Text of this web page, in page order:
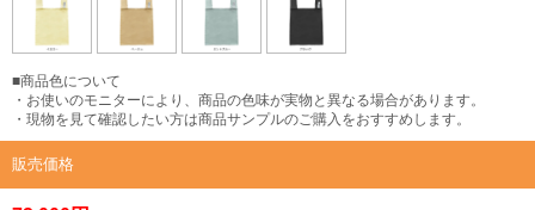
■商品色について
・お使いのモニターにより、商品の色味が実物と異なる場合があります。
・現物を見て確認したい方は商品サンプルのご購入をおすすめします。
販売価格